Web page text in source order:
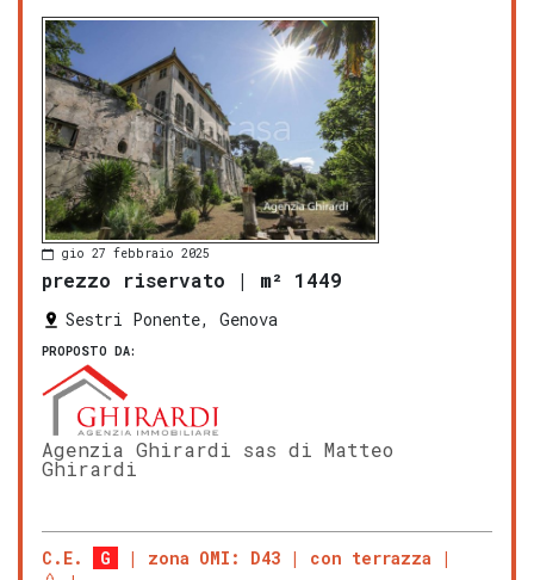
gio 27 febbraio 2025
prezzo riservato | m² 1449
Sestri Ponente, Genova
PROPOSTO DA:
Agenzia Ghirardi sas di Matteo
Ghirardi
C.E. G zona OMI: D43 con terrazza